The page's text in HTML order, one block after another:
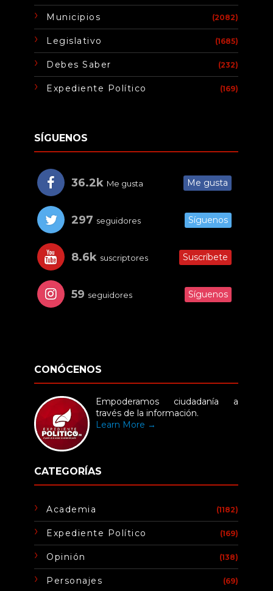
Municipios (2082)
Legislativo (1685)
Debes Saber (232)
Expediente Político (169)
SÍGUENOS
36.2k Me gusta Me gusta
297 seguidores Síguenos
8.6k suscriptores Suscríbete
59 seguidores Síguenos
CONÓCENOS
Empoderamos ciudadanía a
través de la información.
Learn More →
CATEGORÍAS
Academia (1182)
Expediente Político (169)
Opinión (138)
Personajes (69)